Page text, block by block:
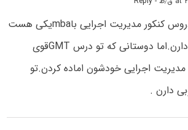
دوستان تا حدودی دروس کنکور مدیریت اجرایی باmbaیکی هست
اما تفاوت هایی هم دارن.اما دوستانی که تو درس GMTقوی
اجرایی خودشون اماده کردن.تو